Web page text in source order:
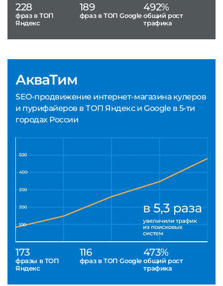
АкваТим
SEO-продвижение интернет-магазина кулеров
и пурифайеров в ТОП Яндекс и Google в 5-ти
городах России
173
фразы в ТОП
Яндекс
116
фраз в ТОП Google
473%
общий рост
трафика
228
фраз в ТОП
Яндекс
189
фраз в ТОП Google
492%
общий рост
трафика